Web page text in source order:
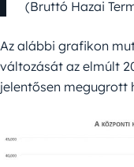
(Bruttó Hazai
Az alábbi grafikon
változását az elmúlt
jelentősen megugrott